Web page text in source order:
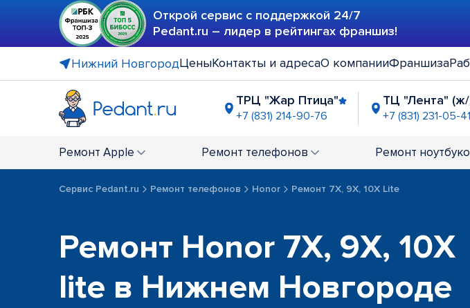
Открой сервис с поддержкой 24/7
Pedant.ru – лидер в рейтингах франшиз!
Нижний НовгородЦеныКонтакты и адресаО компанииФраншиза
ТРЦ "Жар Птица"
+7 (831) 214-90-76
ТЦ "Лента" (ж/
+7 (831) 231-05-41
+7 (831) 231-04-58 +7 (831) 234-00-58
ТЦ "Куб"
+7 (831) 234-00-59
Ремонт Apple Ремонт телефонов Ремонт
Сервис Pedant.ru Ремонт телефонов Honor Ремонт 7X, 9X, 10X Lite
Ремонт Honor 7X, 9X, 10X
lite в Нижнем Новгороде